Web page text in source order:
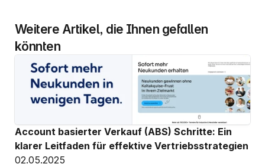
Weitere Artikel, die Ihnen gefallen
könnten
Account basierter Verkauf (ABS) Schritte: Ein
klarer Leitfaden für effektive Vertriebsstrategien
02.05.2025